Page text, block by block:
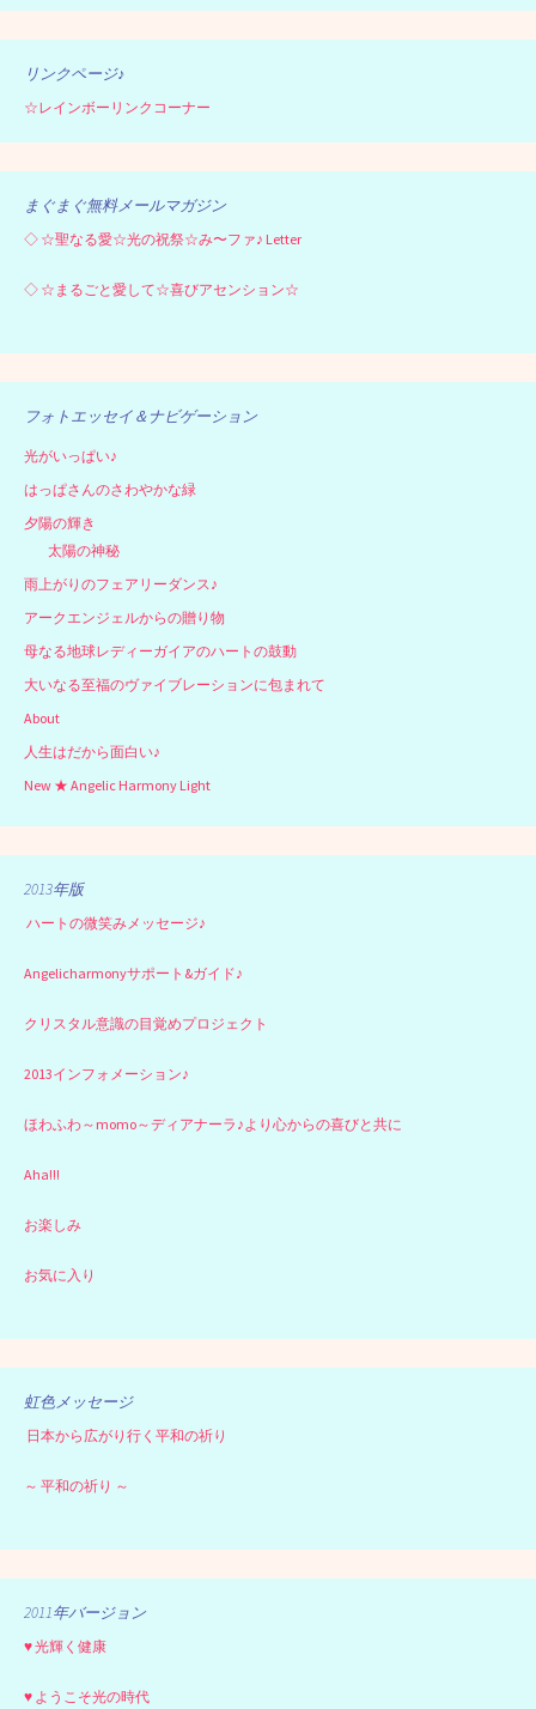
リンクページ♪
☆レインボーリンクコーナー
まぐまぐ無料メールマガジン
◇ ☆聖なる愛☆光の祝祭☆み〜ファ♪ Letter
◇ ☆まるごと愛して☆喜びアセンション☆
フォトエッセイ＆ナビゲーション
光がいっぱい♪
はっぱさんのさわやかな緑
夕陽の輝き
太陽の神秘
雨上がりのフェアリーダンス♪
アークエンジェルからの贈り物
母なる地球レディーガイアのハートの鼓動
大いなる至福のヴァイブレーションに包まれて
About
人生はだから面白い♪
New ★ Angelic Harmony Light
2013年版
ハートの微笑みメッセージ♪
Angelicharmonyサポート&ガイド♪
クリスタル意識の目覚めプロジェクト
2013インフォメーション♪
ほわふわ～momo～ディアナーラ♪より心からの喜びと共に
Aha!!!
お楽しみ
お気に入り
虹色メッセージ
日本から広がり行く平和の祈り
～ 平和の祈り ～
2011年バージョン
♥ 光輝く健康
♥ ようこそ光の時代